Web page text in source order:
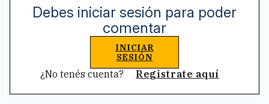
Debes iniciar sesión para poder
comentar
INICIAR
SESIÓN
¿No tenés cuenta? Registrate aquí